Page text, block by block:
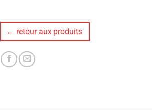
← retour aux produits